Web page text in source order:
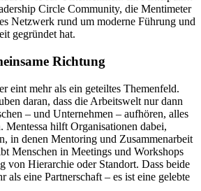
Circle Community, die Mentimeter
Netzwerk rund um moderne Führung und
gegründet hat.
Richtung
eint mehr als ein geteiltes Themenfeld.
daran, dass die Arbeitswelt nur dann
– und Unternehmen – aufhören, alles
Mentessa hilft Organisationen dabei,
in denen Mentoring und Zusammenarbeit
Menschen in Meetings und Workshops
von Hierarchie oder Standort. Dass beide
als eine Partnerschaft – es ist eine gelebte